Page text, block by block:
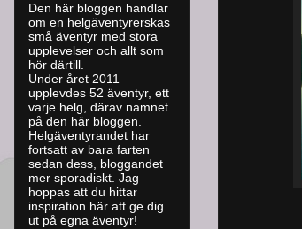
Den här bloggen handlar
om en helgäventyrerskas
små äventyr med stora
upplevelser och allt som
hör därtill.
Under året 2011
upplevdes 52 äventyr, ett
varje helg, därav namnet
på den här bloggen.
Helgäventyrandet har
fortsatt av bara farten
sedan dess, bloggandet
mer sporadiskt. Jag
hoppas att du hittar
inspiration här att ge dig
ut på egna äventyr!